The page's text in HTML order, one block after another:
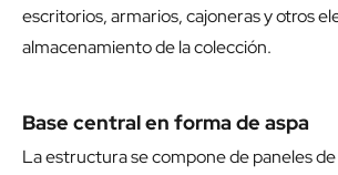
escritorios, armarios, cajoneras y otros
almacenamiento de la colección.
Base central en forma de aspa
La estructura se compone de paneles